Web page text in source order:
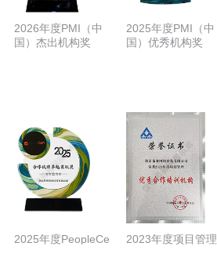
2026年度PMI（中
国）杰出机构奖
2025年度PMI（中
国）优秀机构奖
2025年度PeopleCe
2023年度项目管理